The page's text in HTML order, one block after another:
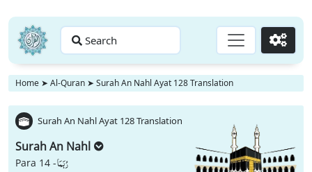
Search Go
Home ➤ Al-Quran ➤ Surah An Nahl Ayat 128 Translation
Surah An Nahl Ayat 128 Translation
Surah An Nahl
Para 14 -رُبَمَا